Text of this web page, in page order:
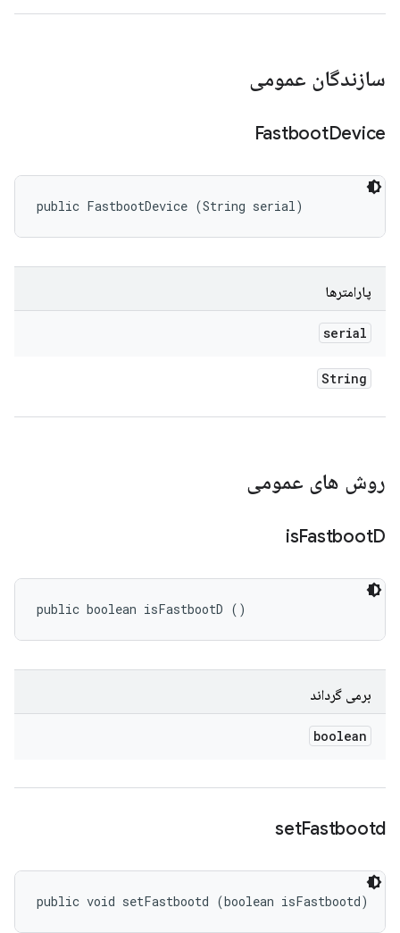
سازندگان عمومی
FastbootDevice
public FastbootDevice (String serial)
پارامترها
serial
String
روش های عمومی
isFastbootD
public boolean isFastbootD ()
برمی گرداند
boolean
setFastbootd
public void setFastbootd (boolean isFastbootd)